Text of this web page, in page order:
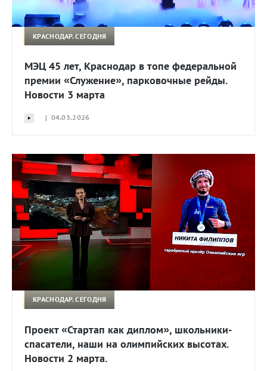
КРАСНОДАР. СЕГОДНЯ
МЭЦ 45 лет, Краснодар в топе федеральной
премии «Служение», парковочные рейды.
Новости 3 марта
| 04.03.2026
КРАСНОДАР. СЕГОДНЯ
Проект «Стартап как диплом», школьники-
спасатели, наши на олимпийских высотах.
Новости 2 марта.